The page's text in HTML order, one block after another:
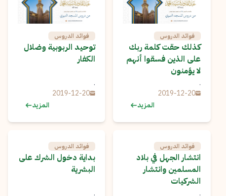
فوائد الدروس
كذلك حقت كلمة ربك
على الذين فسقوا أنهم
لا يؤمنون
.
2019-12-20
المزيد
فوائد الدروس
توحيد الربوبية وضلال
الكفار
.
2019-12-20
المزيد
فوائد الدروس
انتشار الجهل في بلاد
المسلمين وانتشار
الشركيات
.
فوائد الدروس
بداية دخول الشرك على
البشرية
.